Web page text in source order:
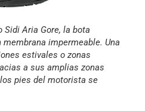
Sidi Aria Gore, la bota
impermeable. Una
estivales o zonas
a sus amplias zonas
pies del motorista se